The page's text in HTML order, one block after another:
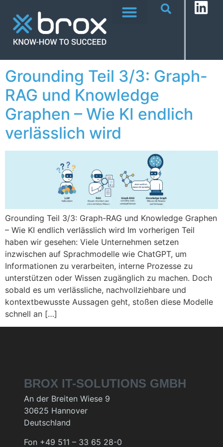
Grounding Teil 3/3: Graph-
RAG und Knowledge
Graphen – Wie KI endlich
verlässlich wird
Grounding Teil 3/3: Graph-RAG und Knowledge Graphen
– Wie KI endlich verlässlich wird Im vorherigen Teil
haben wir gesehen: Viele Unternehmen setzen
inzwischen auf Sprachmodelle wie ChatGPT, um
Informationen zu verarbeiten, interne Prozesse zu
unterstützen oder Wissen zugänglich zu machen. Doch
sobald es um verlässliche, nachvollziehbare und
kontextbewusste Aussagen geht, stoßen diese Modelle
schnell an […]
BROX IT-SOLUTIONS GMBH
An der Breiten Wiese 9
30625 Hannover
Deutschland
Fon +49 511 – 33 65 28-0